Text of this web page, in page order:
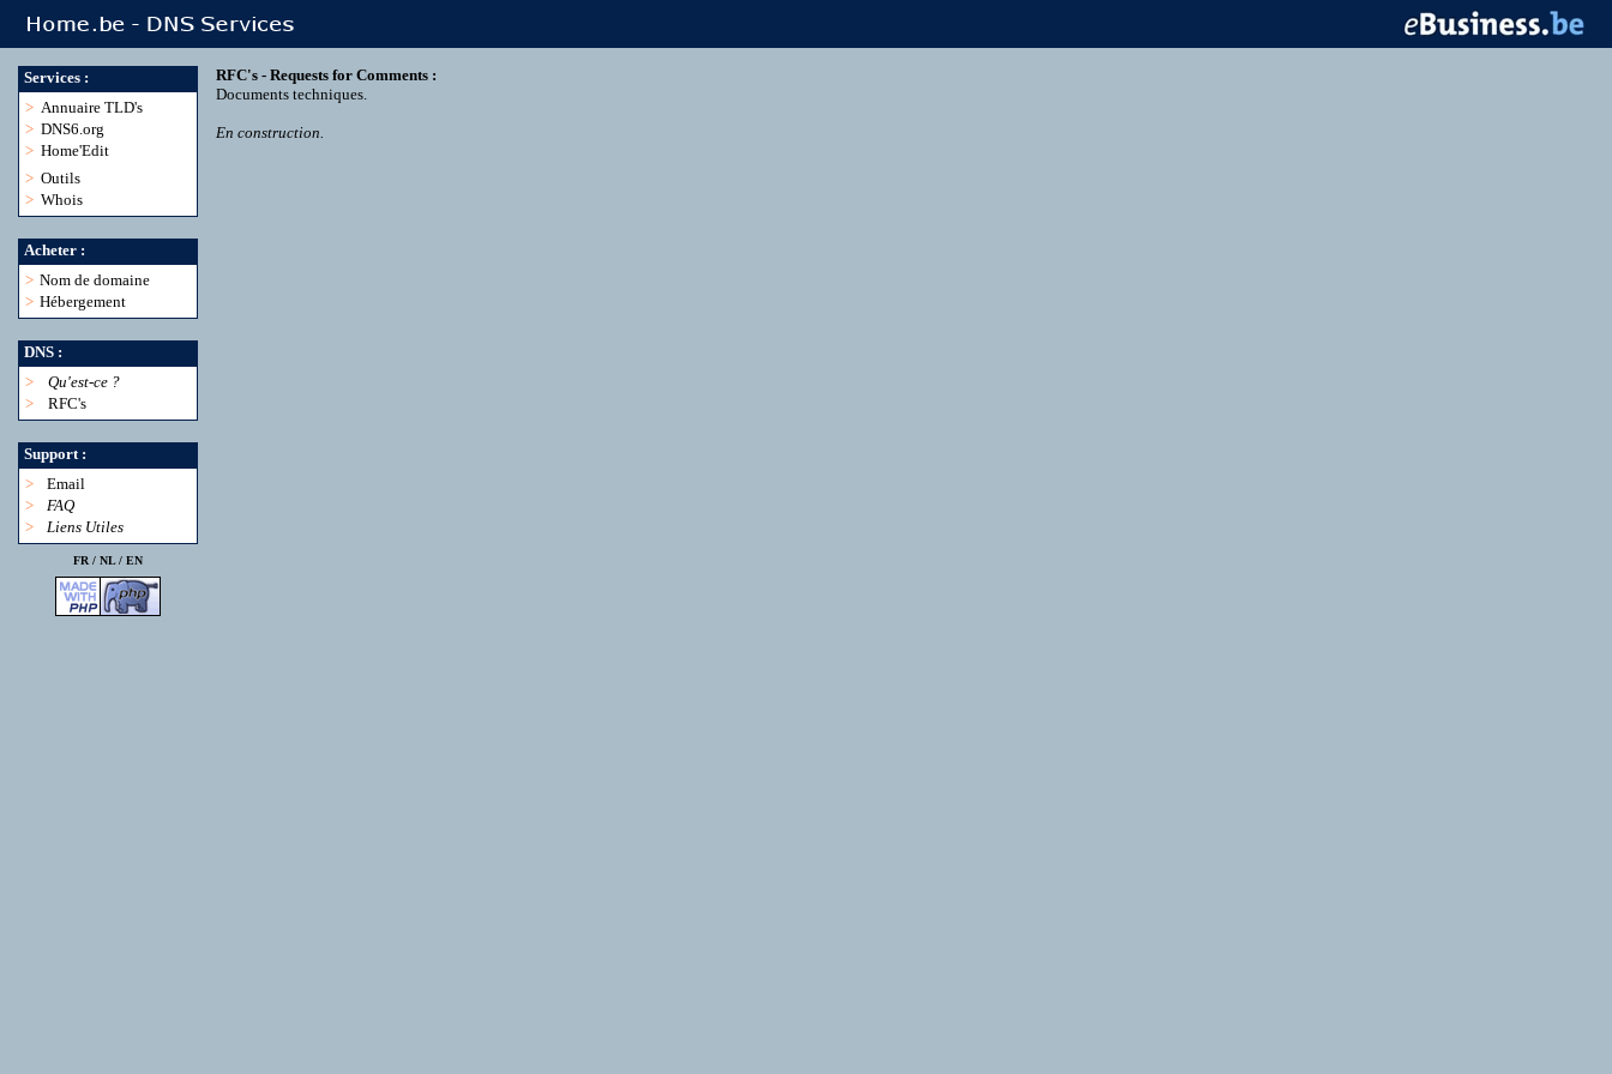
Services :
> Annuaire TLD's
> DNS6.org
> Home'Edit
> Outils
> Whois
Acheter :
> Nom de domaine
> Hébergement
DNS :
>
Qu'est-ce ?
>
RFC's
Support :
>
Email
>
FAQ
>
Liens Utiles
FR / NL/ EN
RFC's - Requests for Comments :
Documents techniques.
En construction.